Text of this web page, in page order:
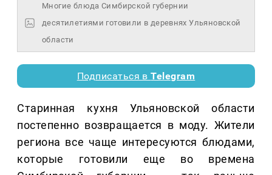
Многие блюда Симбирской губернии
десятилетиями готовили в деревнях Ульяновской
области
Подписаться вTelegram
Старинная кухня Ульяновской области
постепенно возвращается в моду. Жители
региона все чаще интересуются блюдами,
которые готовили еще во времена